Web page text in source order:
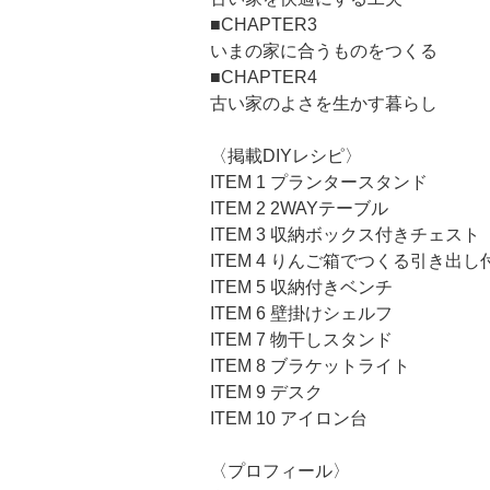
■CHAPTER3
いまの家に合うものをつくる
■CHAPTER4
古い家のよさを生かす暮らし
〈掲載DIYレシピ〉
ITEM 1 プランタースタンド
ITEM 2 2WAYテーブル
ITEM 3 収納ボックス付きチェスト
ITEM 4 りんご箱でつくる引き出し
ITEM 5 収納付きベンチ
ITEM 6 壁掛けシェルフ
ITEM 7 物干しスタンド
ITEM 8 ブラケットライト
ITEM 9 デスク
ITEM 10 アイロン台
〈プロフィール〉